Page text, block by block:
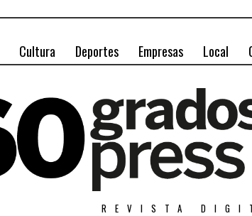
Cultura Deportes Empresas Local
REVISTA